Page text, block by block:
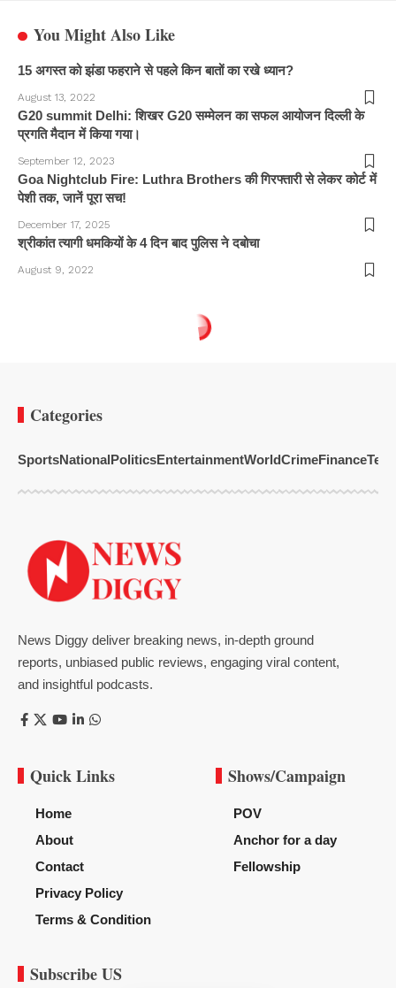
You Might Also Like
15 अगस्त को झंडा फहराने से पहले किन बातों का रखे ध्यान?
August 13, 2022
G20 summit Delhi: शिखर G20 सम्मेलन का सफल आयोजन दिल्ली के
प्रगति मैदान में किया गया।
September 12, 2023
Goa Nightclub Fire: Luthra Brothers की गिरफ्तारी से लेकर कोर्ट में
पेशी तक, जानें पूरा सच!
December 17, 2025
श्रीकांत त्यागी धमकियों के 4 दिन बाद पुलिस ने दबोचा
August 9, 2022
Categories
SportsNationalPoliticsEntertainmentWorldCrimeFinance
News Diggy deliver breaking news, in-depth ground
reports, unbiased public reviews, engaging viral content,
and insightful podcasts.
Quick Links
Home
About
Contact
Privacy Policy
Terms & Condition
Shows/Campaign
POV
Anchor for a day
Fellowship
Subscribe US